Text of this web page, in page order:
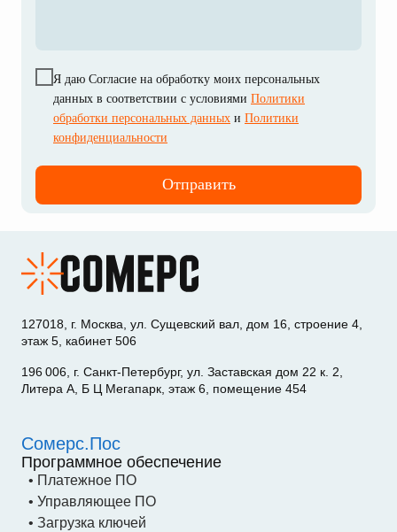
Я даю Cогласие на обработку моих персональных
данных в соответствии с условиями Политики
обработки персональных данных и Политики
конфиденциальности
Отправить
127018, г. Москва, ул. Сущевский вал, дом 16, строение 4,
этаж 5, кабинет 506
196 006, г. Санкт-Петербург, ул. Заставская дом 22 к. 2,
Литера А, Б Ц Мегапарк, этаж 6, помещение 454
Сомерс.Пос
Программное обеспечение
• Платежное ПО
• Управляющее ПО
• Загрузка ключей